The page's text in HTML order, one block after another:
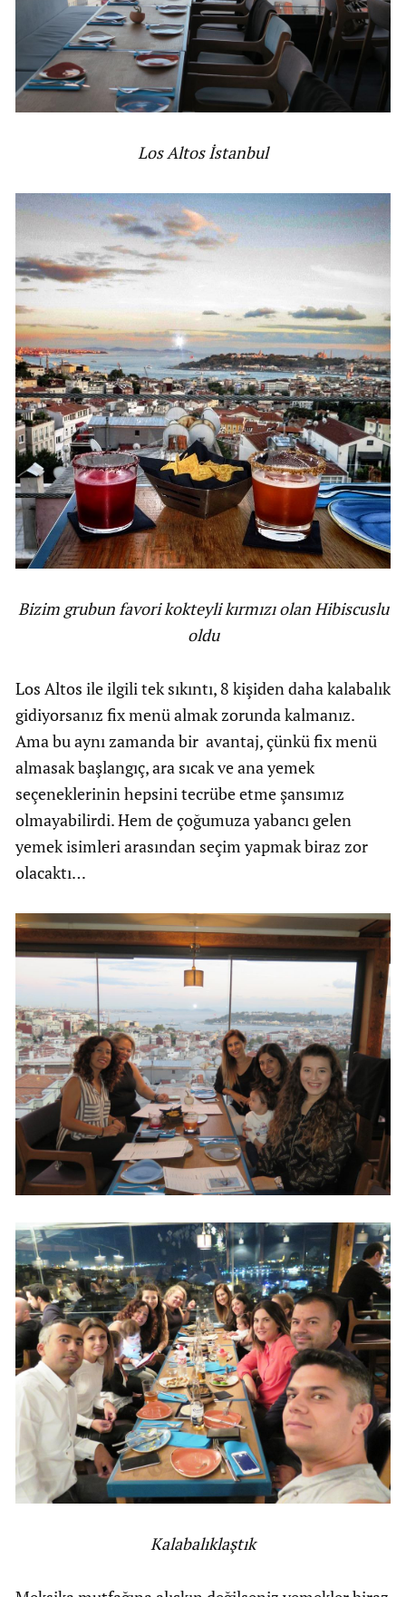
Los Altos İstanbul
Bizim grubun favori kokteyli kırmızı olan Hibiscuslu
oldu
Los Altos ile ilgili tek sıkıntı, 8 kişiden daha kalabalık
gidiyorsanız fix menü almak zorunda kalmanız.
Ama bu aynı zamanda bir avantaj, çünkü fix menü
almasak başlangıç, ara sıcak ve ana yemek
seçeneklerinin hepsini tecrübe etme şansımız
olmayabilirdi. Hem de çoğumuza yabancı gelen
yemek isimleri arasından seçim yapmak biraz zor
olacaktı…
Kalabalıklaştık